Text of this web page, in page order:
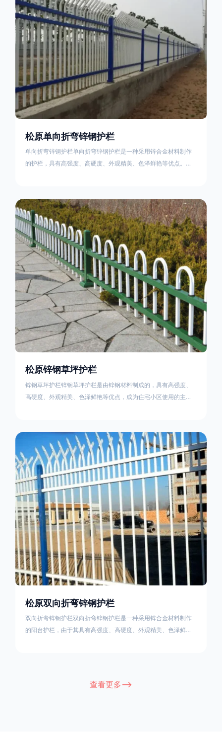
松原单向折弯锌钢护栏
单向折弯锌钢护栏单向折弯锌钢护栏是一种采用锌合金材料制作
的护栏，具有高强度、高硬度、外观精美、色泽鲜艳等优点。该
再加上防盗垫圈，这样能够避免护栏被人轻易拆卸；适合于大批
量生产，能够很好的与自然相融合。单向折弯锌钢护栏可以用于
住宅小区、工厂院校、道路交通等场所。该产品具有高强度、高
硬度、外观
松原锌钢草坪护栏
锌钢草坪护栏锌钢草坪护栏是由锌钢材料制成的，具有高强度、
高硬度、外观精美、色泽鲜艳等优点，成为住宅小区使用的主流
的使用方法主要是应用在人员行走的边界处，这就需要锌钢草坪
护栏产品的表面设计较为圆滑，减少人员不小心碰触锌钢草坪护
栏产品的伤害值。在安装前，土木建筑为砖砌或混凝土浇筑奠定
了的基础
松原双向折弯锌钢护栏
双向折弯锌钢护栏双向折弯锌钢护栏是一种采用锌合金材料制作
的阳台护栏，由于其具有高强度、高硬度、外观精美、色泽鲜艳
或者咨询厂家客服以获取更准确的信息。
查看更多-->